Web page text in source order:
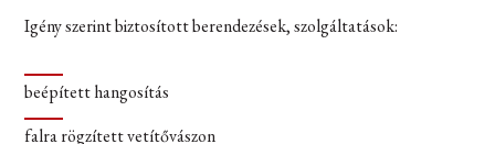
Igény szerint biztosított berendezések, szolgáltatások:
beépített hangosítás
falra rögzített vetítővászon